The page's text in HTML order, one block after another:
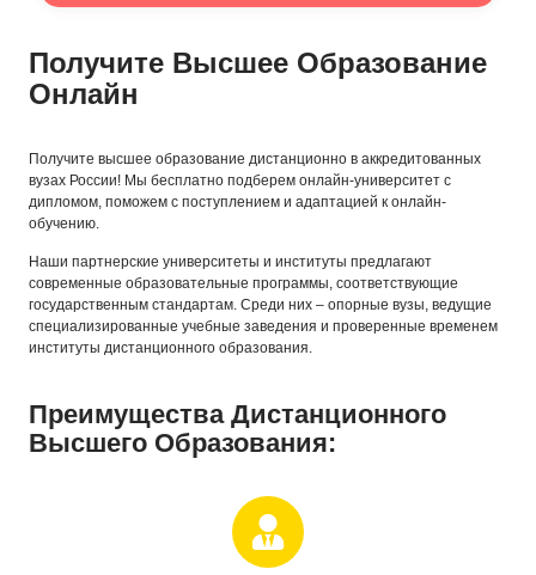
Получите Высшее Образование
Онлайн
Получите высшее образование дистанционно в аккредитованных
вузах России! Мы бесплатно подберем онлайн-университет с
дипломом, поможем с поступлением и адаптацией к онлайн-
обучению.
Наши партнерские университеты и институты предлагают
современные образовательные программы, соответствующие
государственным стандартам. Среди них – опорные вузы, ведущие
специализированные учебные заведения и проверенные временем
институты дистанционного образования.
Преимущества Дистанционного
Высшего Образования: